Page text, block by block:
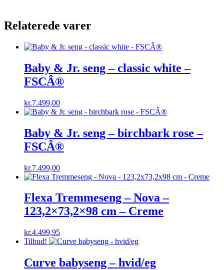
Relaterede varer
Baby & Jr. seng – classic white –
FSCÂ®
kr.7.499,00
Baby & Jr. seng – birchbark rose –
FSCÂ®
kr.7.499,00
Flexa Tremmeseng – Nova –
123,2×73,2×98 cm – Creme
kr.4.499,95
Tilbud!
Curve babyseng – hvid/eg